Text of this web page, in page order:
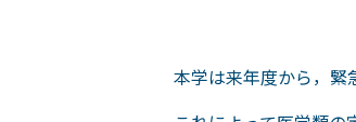
本学は来年度から，緊